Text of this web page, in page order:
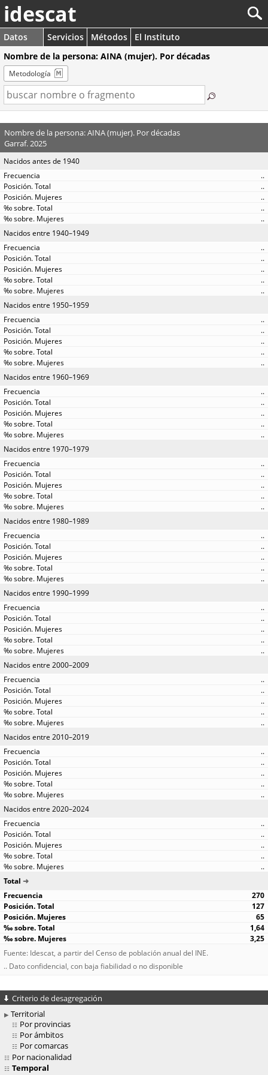
idescat
Datos Servicios Métodos
El Instituto
Nombre de la persona: AINA (mujer). Por décadas
Metodología
Nombre de la persona: AINA (mujer). Por décadas
Garraf. 2025
Nacidos antes de 1940
..
..
..
..
..
Nacidos entre 1940–1949
..
..
..
..
..
Nacidos entre 1950–1959
..
..
..
..
..
Nacidos entre 1960–1969
..
..
..
..
..
Nacidos entre 1970–1979
..
..
..
..
..
Nacidos entre 1980–1989
..
..
..
..
..
Nacidos entre 1990–1999
..
..
..
..
..
Nacidos entre 2000–2009
..
..
..
..
..
Nacidos entre 2010–2019
..
..
..
..
..
Nacidos entre 2020–2024
..
..
..
..
..
Total
270
127
65
1,64
3,25
Fuente: Idescat, a partir del Censo de población anual del INE.
.. Dato confidencial, con baja fiabilidad o no disponible
Criterio de desagregación
Territorial
Por provincias
Por ámbitos
Por comarcas
Por nacionalidad
Temporal